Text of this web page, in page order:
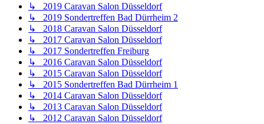
↳ 2019 Caravan Salon Düsseldorf
↳ 2019 Sondertreffen Bad Dürrheim 2
↳ 2018 Caravan Salon Düsseldorf
↳ 2017 Caravan Salon Düsseldorf
↳ 2017 Sondertreffen Freiburg
↳ 2016 Caravan Salon Düsseldorf
↳ 2015 Caravan Salon Düsseldorf
↳ 2015 Sondertreffen Bad Dürrheim 1
↳ 2014 Caravan Salon Düsseldorf
↳ 2013 Caravan Salon Düsseldorf
↳ 2012 Caravan Salon Düsseldorf